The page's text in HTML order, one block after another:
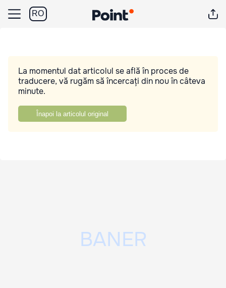
RO
La momentul dat articolul se află în proces de
traducere, vă rugăm să încercați din nou în câteva
minute.
Înapoi la articolul original